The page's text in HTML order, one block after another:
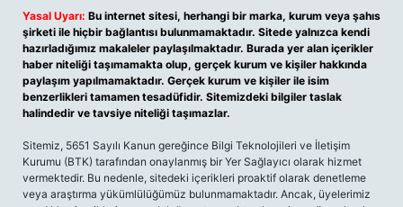
Yasal Uyarı: Bu internet sitesi, herhangi bir marka, kurum veya şahıs
şirketi ile hiçbir bağlantısı bulunmamaktadır. Sitede yalnızca kendi
hazırladığımız makaleler paylaşılmaktadır. Burada yer alan içerikler
haber niteliği taşımamakta olup, gerçek kurum ve kişiler hakkında
paylaşım yapılmamaktadır. Gerçek kurum ve kişiler ile isim
benzerlikleri tamamen tesadüfidir. Sitemizdeki bilgiler taslak
halindedir ve tavsiye niteliği taşımazlar.
Sitemiz, 5651 Sayılı Kanun gereğince Bilgi Teknolojileri ve İletişim
Kurumu (BTK) tarafından onaylanmış bir Yer Sağlayıcı olarak hizmet
vermektedir. Bu nedenle, sitedeki içerikleri proaktif olarak denetleme
veya araştırma yükümlülüğümüz bulunmamaktadır. Ancak, üyelerimiz